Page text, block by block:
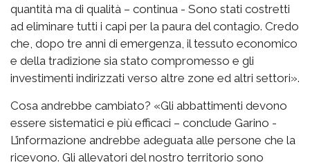
quantità ma di qualità – continua - Sono stati costretti
ad eliminare tutti i capi per la paura del contagio. Credo
che, dopo tre anni di emergenza, il tessuto economico
e della tradizione sia stato compromesso e gli
investimenti indirizzati verso altre zone ed altri settori».
Cosa andrebbe cambiato? «Gli abbattimenti devono
essere sistematici e più efficaci – conclude Garino -
L’informazione andrebbe adeguata alle persone che la
ricevono. Gli allevatori del nostro territorio sono